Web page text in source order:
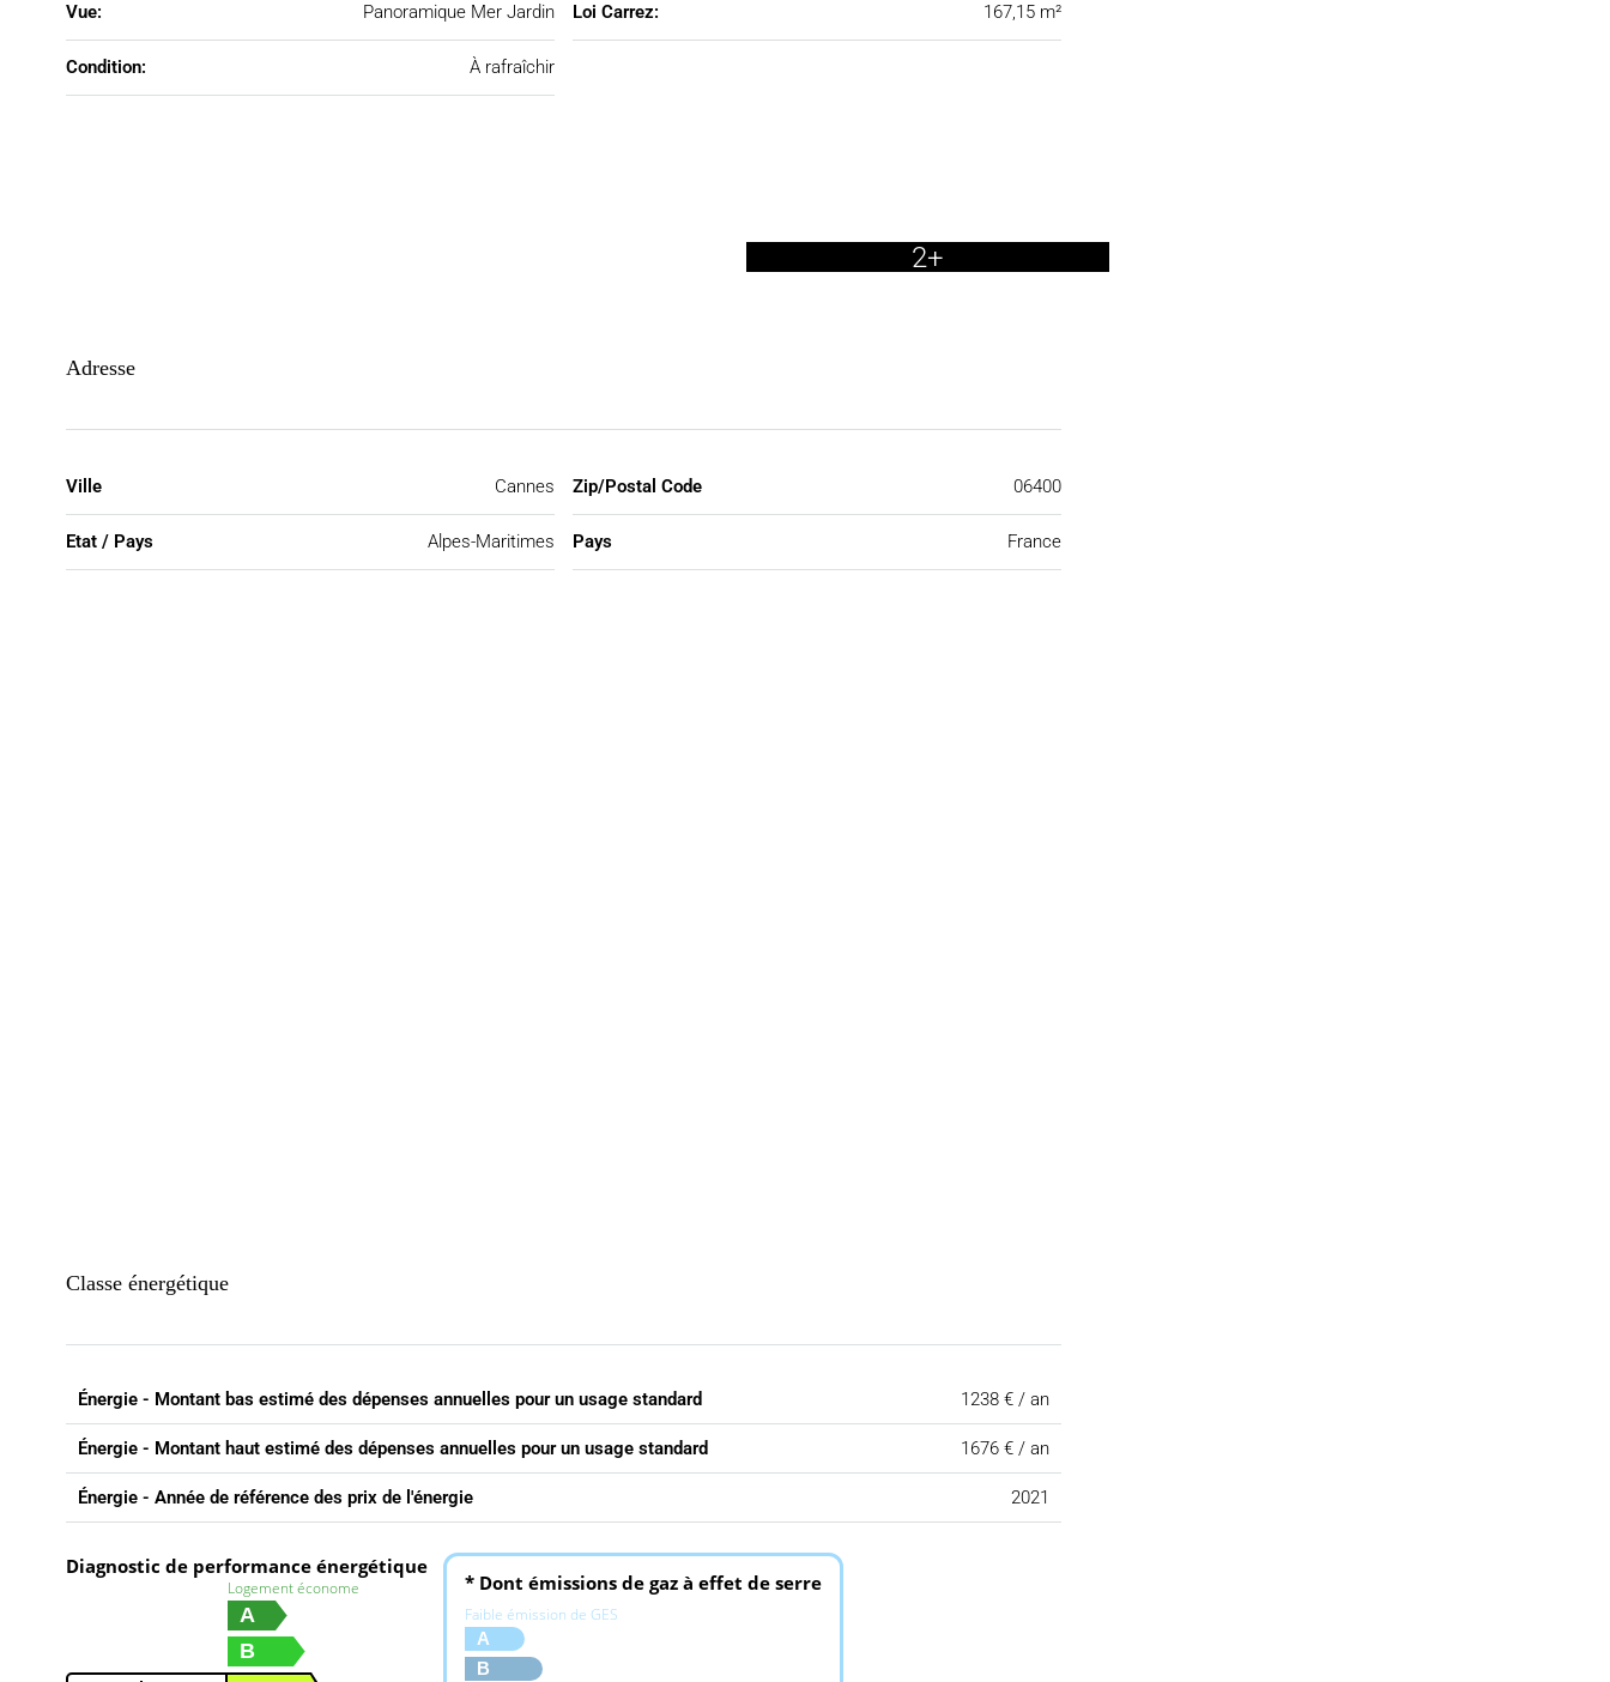
Vue: Panoramique Mer Jardin
Condition: À rafraîchir
Loi Carrez: 167,15 m²
2+
Adresse
Ville Cannes
Etat / Pays Alpes-Maritimes
Zip/Postal Code 06400
Pays France
Classe énergétique
Énergie - Montant bas estimé des dépenses annuelles pour un usage standard 1238 € / an
Énergie - Montant haut estimé des dépenses annuelles pour un usage standard 1676 € / an
Énergie - Année de référence des prix de l'énergie 2021
Diagnostic de performance énergétique
Logement économe
A
B
* Dont émissions de gaz à effet de serre
Faible émission de GES
A
B